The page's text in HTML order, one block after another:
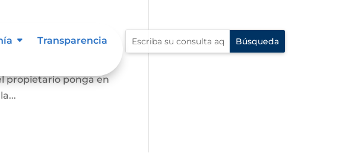
Transparencia
el embargo que
propietario ponga en